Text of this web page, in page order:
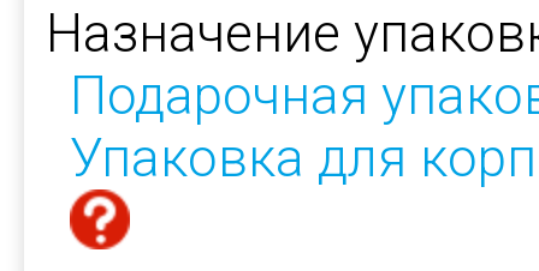
Назначение
Подарочная
Упаковка для